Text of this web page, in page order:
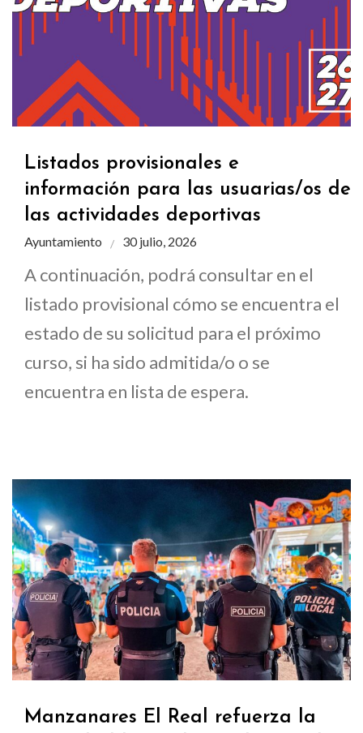
Listados provisionales e
información para las usuarias/os de
las actividades deportivas
Ayuntamiento 30 julio, 2026
A continuación, podrá consultar en el
listado provisional cómo se encuentra el
estado de su solicitud para el próximo
curso, si ha sido admitida/o o se
encuentra en lista de espera.
Manzanares El Real refuerza la